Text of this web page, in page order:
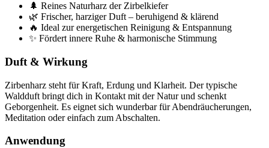
🌲 Reines Naturharz der Zirbelkiefer
🌿 Frischer, harziger Duft – beruhigend & klärend
🔥 Ideal zur energetischen Reinigung & Entspannung
✨ Fördert innere Ruhe & harmonische Stimmung
Duft & Wirkung
Zirbenharz steht für Kraft, Erdung und Klarheit. Der typische
Waldduft bringt dich in Kontakt mit der Natur und schenkt
Geborgenheit. Es eignet sich wunderbar für Abendräucherungen,
Meditation oder einfach zum Abschalten.
Anwendung